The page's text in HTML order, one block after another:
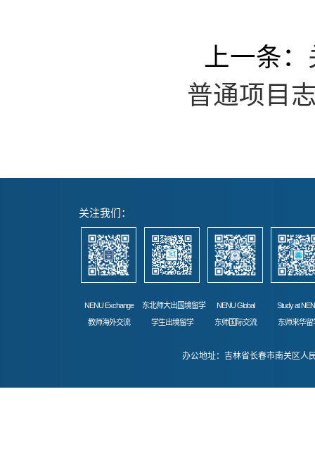
上一条：
普通项目
关注我们：
NENU Exchange
教师海外交流
东北师大出国境留学
学生出境留学
NENU Global
东师国际交流
Study at
东师来华留
办公地址：吉林省长春市南关区